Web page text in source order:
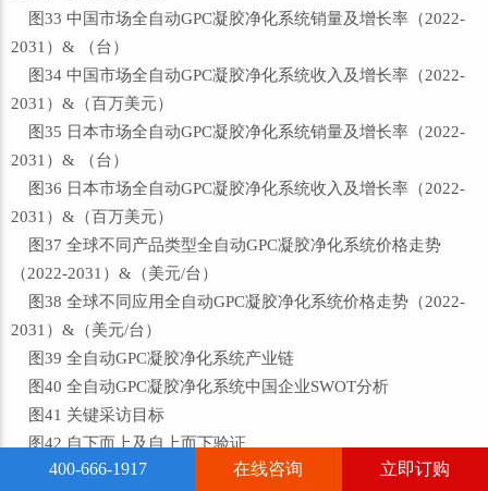
图33 中国市场全自动GPC凝胶净化系统销量及增长率（2022-
2031）& （台）
图34 中国市场全自动GPC凝胶净化系统收入及增长率（2022-
2031）&（百万美元）
图35 日本市场全自动GPC凝胶净化系统销量及增长率（2022-
2031）& （台）
图36 日本市场全自动GPC凝胶净化系统收入及增长率（2022-
2031）&（百万美元）
图37 全球不同产品类型全自动GPC凝胶净化系统价格走势
（2022-2031）&（美元/台）
图38 全球不同应用全自动GPC凝胶净化系统价格走势（2022-
2031）&（美元/台）
图39 全自动GPC凝胶净化系统产业链
图40 全自动GPC凝胶净化系统中国企业SWOT分析
图41 关键采访目标
图42 自下而上及自上而下验证
图43 资料三角测定
400-666-1917 在线咨询 立即订购